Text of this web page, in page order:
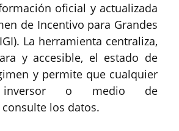
oficial y actualizada
de Incentivo para Grandes
La herramienta centraliza,
y accesible, el estado de
y permite que cualquier
inversor o medio de
los datos.